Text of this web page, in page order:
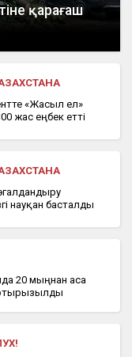
қарағаш
«Жасыл ел»
жас еңбек етті
науқан басталды
20 мыңнан аса